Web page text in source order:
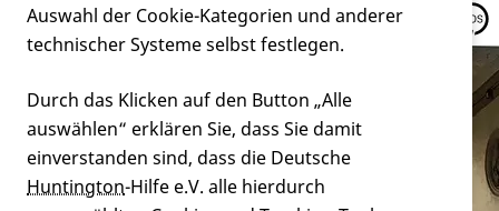
Forschung
Miteinander
Auswahl der Cookie-Kategorien und anderer
technischer Systeme selbst festlegen.
Durch das Klicken auf den Button „Alle
auswählen“ erklären Sie, dass Sie damit
einverstanden sind, dass die Deutsche
Huntington-Hilfe e.V. alle hierdurch